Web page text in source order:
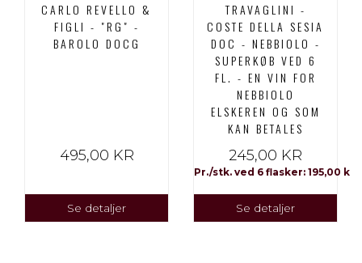
CARLO REVELLO &
FIGLI - "RG" -
BAROLO DOCG
495,00 KR
Se detaljer
TRAVAGLINI -
COSTE DELLA SESIA
DOC - NEBBIOLO -
SUPERKØB VED 6
FL. - EN VIN FOR
NEBBIOLO
ELSKEREN OG SOM
KAN BETALES
245,00 KR
Pr./stk. ved 6 flasker: 195,00 kr
Se detaljer